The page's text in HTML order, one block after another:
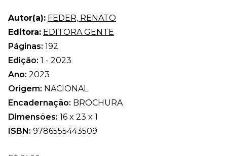
Autor(a): FEDER, RENATO
Editora: EDITORA GENTE
Páginas: 192
Edição: 1 - 2023
Ano: 2023
Origem: NACIONAL
Encadernação: BROCHURA
Dimensões: 16 x 23 x 1
ISBN: 9786555443509